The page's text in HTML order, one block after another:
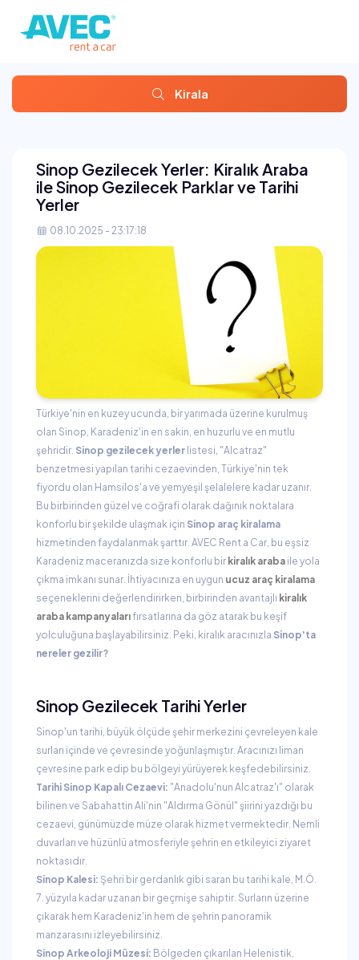
Kirala
Sinop Gezilecek Yerler: Kiralık Araba
ile Sinop Gezilecek Parklar ve Tarihi
Yerler
08.10.2025 - 23:17:18
Türkiye'nin en kuzey ucunda, bir yarımada üzerine kurulmuş
olan Sinop, Karadeniz'in en sakin, en huzurlu ve en mutlu
şehridir. Sinop gezilecek yerler listesi, "Alcatraz"
benzetmesi yapılan tarihi cezaevinden, Türkiye'nin tek
fiyordu olan Hamsilos'a ve yemyeşil şelalelere kadar uzanır.
Bu birbirinden güzel ve coğrafi olarak dağınık noktalara
konforlu bir şekilde ulaşmak için Sinop araç kiralama
hizmetinden faydalanmak şarttır. AVEC Rent a Car, bu eşsiz
Karadeniz maceranızda size konforlu bir kiralık araba ile yola
çıkma imkanı sunar. İhtiyacınıza en uygun ucuz araç kiralama
seçeneklerini değerlendirirken, birbirinden avantajlı kiralık
araba kampanyalarıfırsatlarına da göz atarak bu keşif
yolculuğuna başlayabilirsiniz. Peki, kiralık aracınızla Sinop'ta
nereler gezilir?
Sinop Gezilecek Tarihi Yerler
Sinop'un tarihi, büyük ölçüde şehir merkezini çevreleyen kale
surları içinde ve çevresinde yoğunlaşmıştır. Aracınızı liman
çevresine park edip bu bölgeyi yürüyerek keşfedebilirsiniz.
Tarihi Sinop Kapalı Cezaevi: "Anadolu'nun Alcatraz'ı" olarak
bilinen ve Sabahattin Ali'nin "Aldırma Gönül" şiirini yazdığı bu
cezaevi, günümüzde müze olarak hizmet vermektedir. Nemli
duvarları ve hüzünlü atmosferiyle şehrin en etkileyici ziyaret
noktasıdır.
Sinop Kalesi: Şehri bir gerdanlık gibi saran bu tarihi kale, M.Ö.
7. yüzyıla kadar uzanan bir geçmişe sahiptir. Surların üzerine
çıkarak hem Karadeniz'in hem de şehrin panoramik
manzarasını izleyebilirsiniz.
Sinop Arkeoloji Müzesi: Bölgeden çıkarılan Helenistik,